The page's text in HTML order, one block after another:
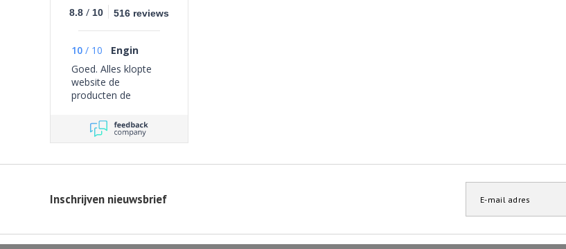
8.8 / 10 516 reviews
10 / 10
Engin
Goed. Alles klopte
website de
producten de
problemen ervaren.
Inschrijven nieuwsbrief